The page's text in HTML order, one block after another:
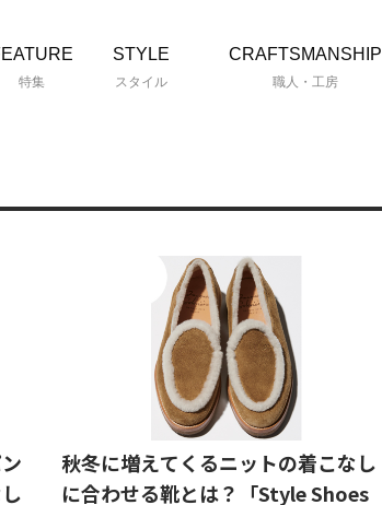
特集
STYLE
スタイル
CRAFTSMANSHIP
職人・工房
秋冬に増えてくるニットの着こなし
に合わせる靴とは？「Style Shoes